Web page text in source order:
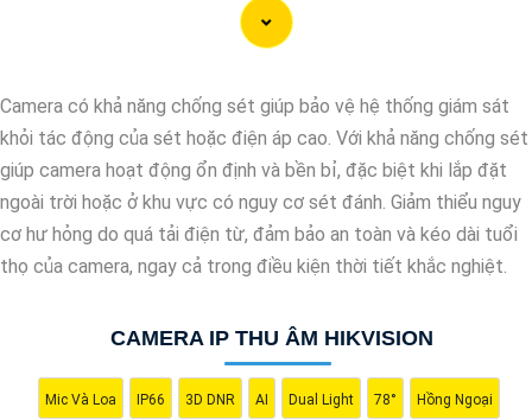
chính xác. Camera còn tích hợp nhiều tính năng thông minh như
nhận diện khuôn mặt, cảnh báo chuyển động và ghi hình chất
quả. Với thiết kế chắc chắn và khả năng hoạt động ổn định,
Camera Speed Dome Giám Sát Toàn Cảnh đáng để bạn cân
nhắc khi cần một giải pháp an ninh đáng tin cậy.
Camera có khả năng chống sét giúp bảo vệ hệ thống giám sát
khỏi tác động của sét hoặc điện áp cao. Với khả năng chống sét
giúp camera hoạt động ổn định và bền bỉ, đặc biệt khi lắp đặt
ngoài trời hoặc ở khu vực có nguy cơ sét đánh. Giảm thiểu nguy
cơ hư hỏng do quá tải điện từ, đảm bảo an toàn và kéo dài tuổi
thọ của camera, ngay cả trong điều kiện thời tiết khắc nghiệt.
CAMERA IP THU ÂM HIKVISION
Mic Và Loa IP66 3D DNR AI Dual Light 78° Hồng Ngoại